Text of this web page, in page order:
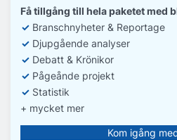
Få tillgång till hela paketet med
✓ Branschnyheter & Reportage
✓ Djupgående analyser
✓ Debatt & Krönikor
✓ Pågeånde projekt
✓ Statistik
+ mycket mer
Kom igång